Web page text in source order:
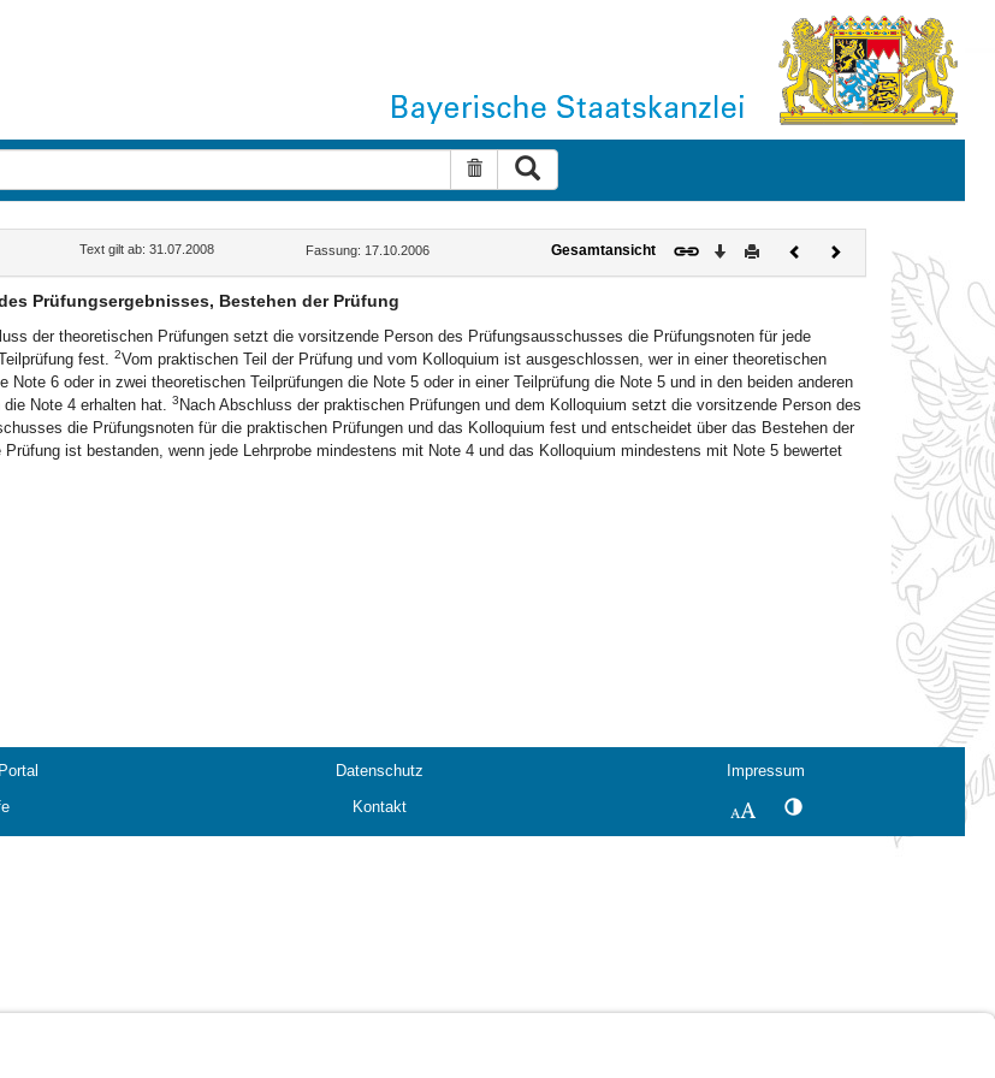
Suche zurücksetzen
Text gilt ab: 31.07.2008 Fassung: 17.10.2006 Gesamtansicht Download
DruckenVorherigesNächstes
Dokument
Prüfungsergebnisses, Bestehen der Prüfung
der theoretischen Prüfungen setzt die vorsitzende Person des Prüfungsausschusses die Prüfungsnoten für jede
fest. 2Vom praktischen Teil der Prüfung und vom Kolloquium ist ausgeschlossen, wer in einer theoretischen
Note 6 oder in zwei theoretischen Teilprüfungen die Note 5 oder in einer Teilprüfung die Note 5 und in den beiden anderen
die Note 4 erhalten hat. 3 Nach Abschluss der praktischen Prüfungen und dem Kolloquium setzt die vorsitzende Person des
die Prüfungsnoten für die praktischen Prüfungen und das Kolloquium fest und entscheidet über das Bestehen der
Prüfung ist bestanden, wenn jede Lehrprobe mindestens mit Note 4 und das Kolloquium mindestens mit Note 5 bewertet
Datenschutz
Impressum
Kontakt SchriftgrößeKontrastwechsel